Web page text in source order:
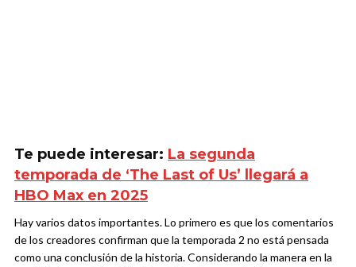
Te puede interesar: La segunda
temporada de ‘The Last of Us’ llegará a
HBO Max en 2025
Hay varios datos importantes. Lo primero es que los comentarios
de los creadores confirman que la temporada 2 no está pensada
como una conclusión de la historia. Considerando la manera en la